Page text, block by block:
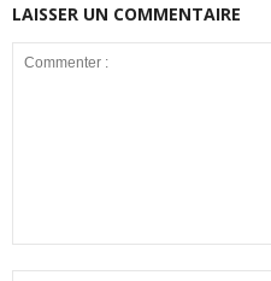
LAISSER UN COMMENTAIRE